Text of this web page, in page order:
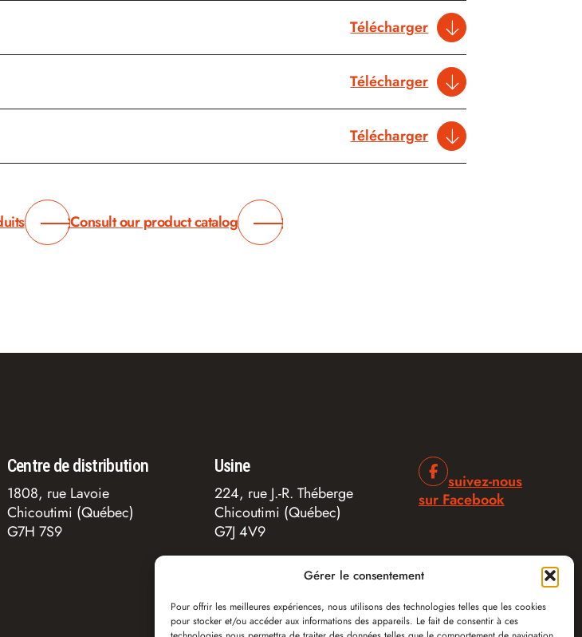
Gérer le consentement
Pour offrir les meilleures expériences, nous utilisons des technologies telles que les cookies
pour stocker et/ou accéder aux informations des appareils. Le fait de consentir à ces
Télécharger
Télécharger
Télécharger
Consult our product catalog
Centre de distribution
1808, rue Lavoie
Chicoutimi (Québec)
G7H 7S9
Usine
224, rue J.-R. Théberge
Chicoutimi (Québec)
G7J 4V9
suivez-nous
sur Facebook